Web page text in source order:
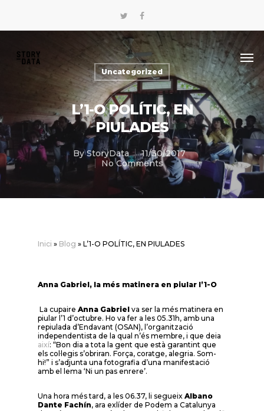
Uncategorized
L’1-O POLÍTIC, EN
PIULADES
ByStoryData
11/30/2017
No Comments
Inici » Blog » L’1-O POLÍTIC, EN PIULADES
Anna Gabriel, la més matinera en piular l’1-O
La cupaire Anna Gabriel va ser la més matinera en
piular l’1 d’octubre. Ho va fer a les 05.31h, amb una
repiulada d’Endavant (OSAN), l’organització
independentista de la qual n’és membre, i que deia
així: “Bon dia a tota la gent que està garantint que
els col·legis s’obriran. Força, coratge, alegria. Som-
hi!” i s’adjunta una fotografia d’una manifestació
amb el lema ‘Ni un pas enrere’.
Una hora més tard, a les 06.37, li segueix Albano
Dante Fachín, ara exlíder de Podem a Catalunya